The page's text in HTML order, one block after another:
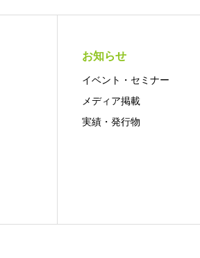
お知らせ
イベント・セミナー
メディア掲載
実績・発行物